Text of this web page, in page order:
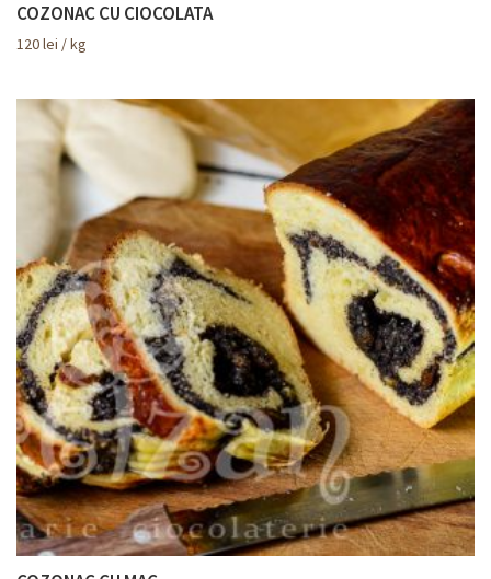
COZONAC CU CIOCOLATA
120lei / kg